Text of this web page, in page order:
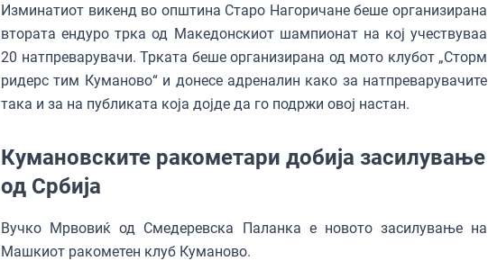
Изминатиот викенд во општина Старо Нагоричане беше организирана
втората ендуро трка од Македонскиот шампионат на кој учествуваа
20 натпреварувачи. Трката беше организирана од мото клубот „Сторм
ридерс тим Куманово“ и донесе адреналин како за натпреварувачите
така и за на публиката која дојде да го подржи овој настан.
Кумановските ракометари добија засилување
од Србија
Вучко Мрвовиќ од Смедеревска Паланка е новото засилување на
Машкиот ракометен клуб Куманово.